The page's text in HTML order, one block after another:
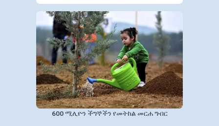
600 ሚሊዮን ችግኞችን የመትከል መርሐ ግብር